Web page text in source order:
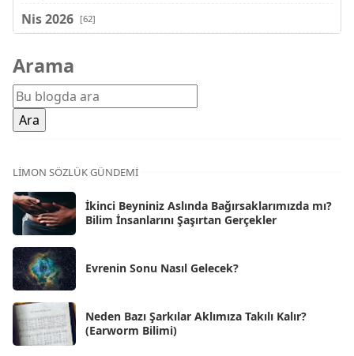
Nis 2026 [62]
Şub 2026
Oca 2026 [72]
Ara 2025
Kas 2025
Eki 2025
Eyl 2025 [56]
Ağu 2025
Tem 2025
Haz 2025
May 2025 [54]
Arama
LIMON SÖZLÜK GÜNDEMI
İkinci Beyniniz Aslında Bağırsaklarımızda mı?
Bilim İnsanlarını Şaşırtan Gerçekler
Evrenin Sonu Nasıl Gelecek?
Neden Bazı Şarkılar Aklımıza Takılı Kalır?
(Earworm Bilimi)